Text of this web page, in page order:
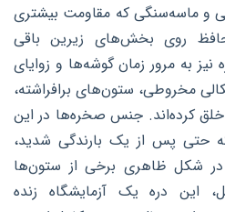
و ماسه‌سنگی که مقاومت بیشتری
روی بخش‌های زیرین باقی
نیز به مرور زمان گوشه‌ها و زوایای
مخروطی، ستون‌های برافراشته،
خلق کرده‌اند. جنس صخره‌ها در این
پس از یک بارندگی شدید،
شکل ظاهری برخی از ستون‌ها
این دره یک آزمایشگاه زنده